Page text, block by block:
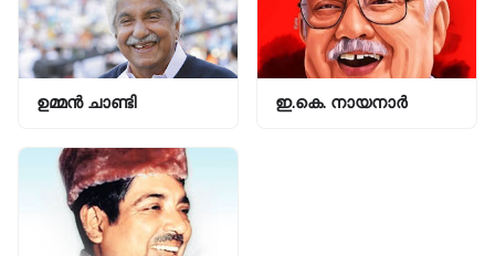
ഉമ്മൻ ചാണ്ടി ഇ.കെ. നായനാർ